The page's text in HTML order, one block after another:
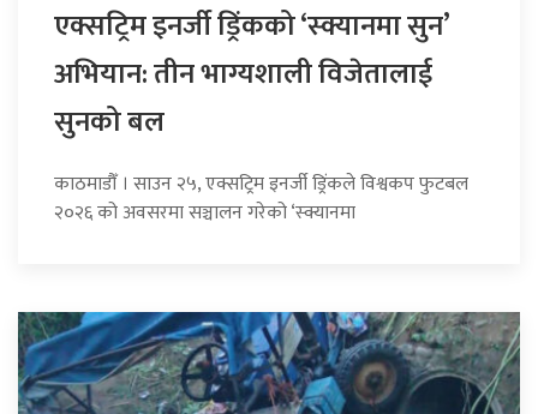
एक्सट्रिम इनर्जी ड्रिंकको ‘स्क्यानमा सुन’
अभियान: तीन भाग्यशाली विजेतालाई
सुनको बल
काठमाडौँ । साउन २५, एक्सट्रिम इनर्जी ड्रिंकले विश्वकप फुटबल
२०२६ को अवसरमा सञ्चालन गरेको ‘स्क्यानमा